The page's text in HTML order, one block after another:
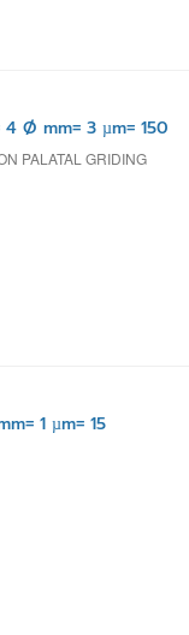
4 Ø mm= 3 µm= 150
PALATAL GRIDING
1 µm= 15